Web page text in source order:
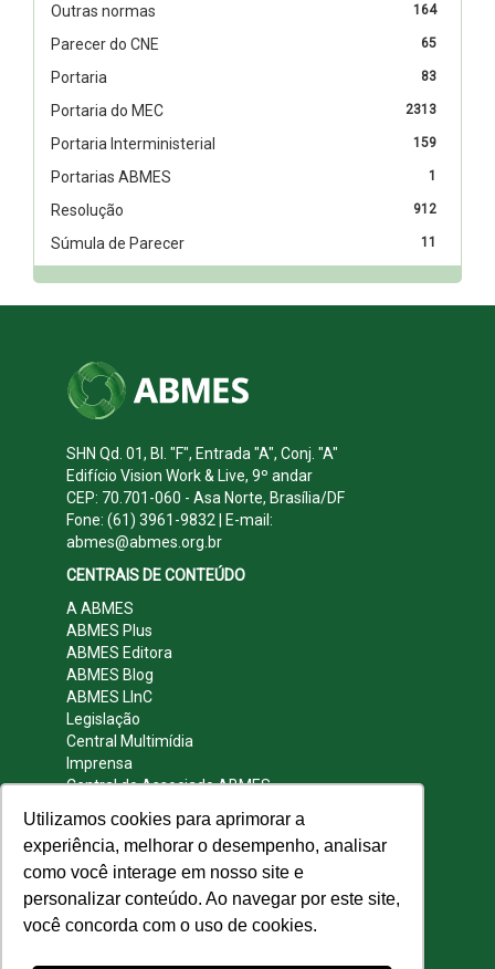
Utilizamos cookies para aprimorar a
experiência, melhorar o desempenho, analisar
como você interage em nosso site e
personalizar conteúdo. Ao navegar por este site,
você concorda com o uso de cookies.
164
Outras normas
65
Parecer do CNE
83
Portaria
2313
Portaria do MEC
159
Portaria Interministerial
1
Portarias ABMES
912
Resolução
11
Súmula de Parecer
SHN Qd. 01, Bl. "F", Entrada "A", Conj. "A"
Edifício Vision Work & Live, 9º andar
CEP: 70.701-060 - Asa Norte, Brasília/DF
Fone: (61) 3961-9832 | E-mail:
abmes@abmes.org.br
CENTRAIS DE CONTEÚDO
A ABMES
ABMES Plus
ABMES Editora
ABMES Blog
ABMES LInC
Legislação
Central Multimídia
Imprensa
Central do Associado ABMES
REDES SOCIAIS